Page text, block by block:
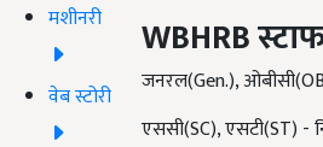
मशीनरी
वेब स्टोरी
WBHRB
जनरल(Gen.),
एससी(SC), एसटी(ST) -